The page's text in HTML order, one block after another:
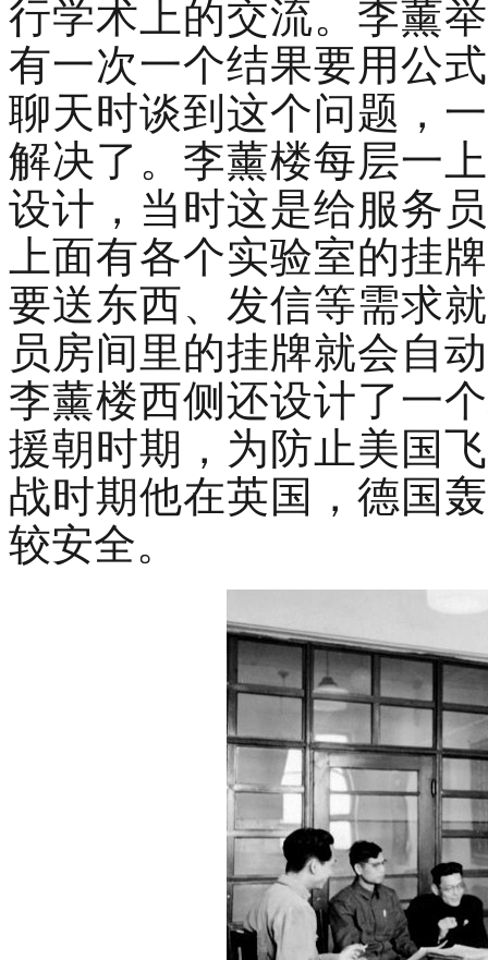
行学术上的交流。李薰
有一次一个结果要用公
聊天时谈到这个问题，
解决了。李薰楼每层一
设计，当时这是给服务
上面有各个实验室的挂
要送东西、发信等需求
员房间里的挂牌就会自
李薰楼西侧还设计了一
援朝时期，为防止美国
战时期他在英国，德国
较安全。